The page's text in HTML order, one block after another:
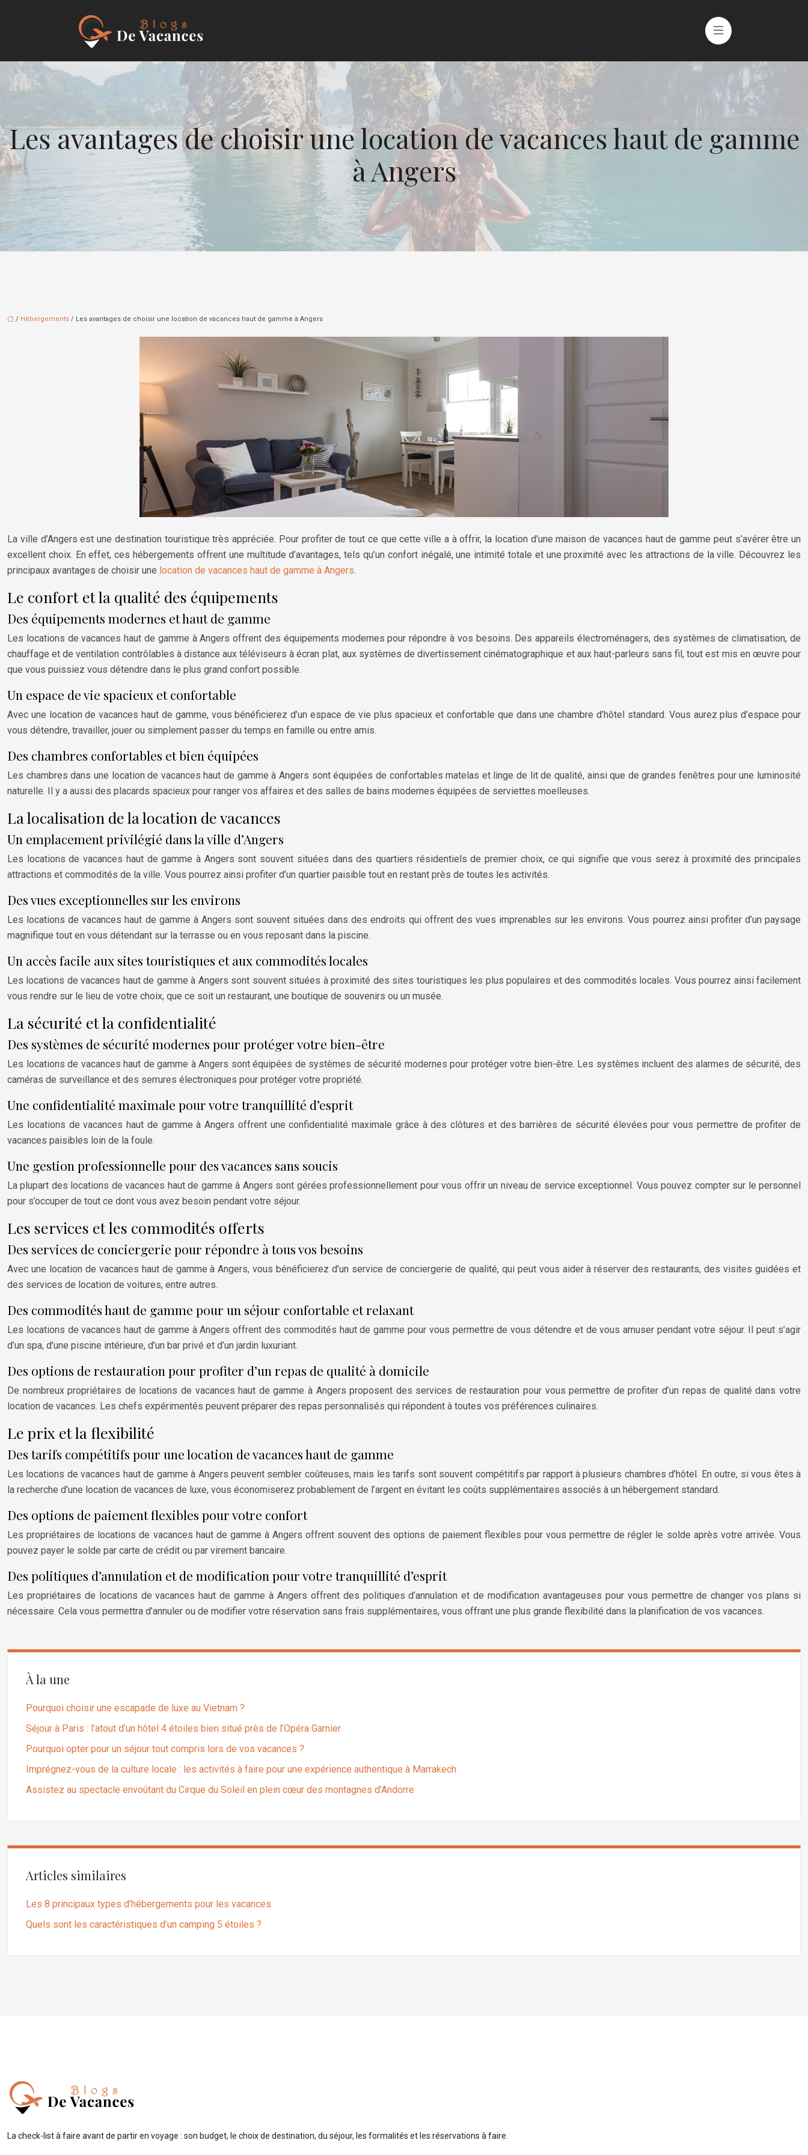
Les avantages de choisir une location de vacances haut de gamme
à Angers
/ Hébergements / Les avantages de choisir une location de vacances haut de gamme à Angers
La ville d’Angers est une destination touristique très appréciée. Pour profiter de tout ce que cette ville a à offrir, la location d’une maison de vacances haut de gamme peut s’avérer être un
excellent choix. En effet, ces hébergements offrent une multitude d’avantages, tels qu’un confort inégalé, une intimité totale et une proximité avec les attractions de la ville. Découvrez les
principaux avantages de choisir une location de vacances haut de gamme à Angers.
Le confort et la qualité des équipements
Des équipements modernes et haut de gamme
Les locations de vacances haut de gamme à Angers offrent des équipements modernes pour répondre à vos besoins. Des appareils électroménagers, des systèmes de climatisation, de
chauffage et de ventilation contrôlables à distance aux téléviseurs à écran plat, aux systèmes de divertissement cinématographique et aux haut-parleurs sans fil, tout est mis en œuvre pour
que vous puissiez vous détendre dans le plus grand confort possible.
Un espace de vie spacieux et confortable
Avec une location de vacances haut de gamme, vous bénéficierez d’un espace de vie plus spacieux et confortable que dans une chambre d’hôtel standard. Vous aurez plus d’espace pour
vous détendre, travailler, jouer ou simplement passer du temps en famille ou entre amis.
Des chambres confortables et bien équipées
Les chambres dans une location de vacances haut de gamme à Angers sont équipées de confortables matelas et linge de lit de qualité, ainsi que de grandes fenêtres pour une luminosité
naturelle. Il y a aussi des placards spacieux pour ranger vos affaires et des salles de bains modernes équipées de serviettes moelleuses.
La localisation de la location de vacances
Un emplacement privilégié dans la ville d’Angers
Les locations de vacances haut de gamme à Angers sont souvent situées dans des quartiers résidentiels de premier choix, ce qui signifie que vous serez à proximité des principales
attractions et commodités de la ville. Vous pourrez ainsi profiter d’un quartier paisible tout en restant près de toutes les activités.
Des vues exceptionnelles sur les environs
Les locations de vacances haut de gamme à Angers sont souvent situées dans des endroits qui offrent des vues imprenables sur les environs. Vous pourrez ainsi profiter d’un paysage
magnifique tout en vous détendant sur la terrasse ou en vous reposant dans la piscine.
Un accès facile aux sites touristiques et aux commodités locales
Les locations de vacances haut de gamme à Angers sont souvent situées à proximité des sites touristiques les plus populaires et des commodités locales. Vous pourrez ainsi facilement
vous rendre sur le lieu de votre choix, que ce soit un restaurant, une boutique de souvenirs ou un musée.
La sécurité et la confidentialité
Des systèmes de sécurité modernes pour protéger votre bien-être
Les locations de vacances haut de gamme à Angers sont équipées de systèmes de sécurité modernes pour protéger votre bien-être. Les systèmes incluent des alarmes de sécurité, des
caméras de surveillance et des serrures électroniques pour protéger votre propriété.
Une confidentialité maximale pour votre tranquillité d’esprit
Les locations de vacances haut de gamme à Angers offrent une confidentialité maximale grâce à des clôtures et des barrières de sécurité élevées pour vous permettre de profiter de
vacances paisibles loin de la foule.
Une gestion professionnelle pour des vacances sans soucis
La plupart des locations de vacances haut de gamme à Angers sont gérées professionnellement pour vous offrir un niveau de service exceptionnel. Vous pouvez compter sur le personnel
pour s’occuper de tout ce dont vous avez besoin pendant votre séjour.
Les services et les commodités offerts
Des services de conciergerie pour répondre à tous vos besoins
Avec une location de vacances haut de gamme à Angers, vous bénéficierez d’un service de conciergerie de qualité, qui peut vous aider à réserver des restaurants, des visites guidées et
des services de location de voitures, entre autres.
Des commodités haut de gamme pour un séjour confortable et relaxant
Les locations de vacances haut de gamme à Angers offrent des commodités haut de gamme pour vous permettre de vous détendre et de vous amuser pendant votre séjour. Il peut s’agir
d’un spa, d’une piscine intérieure, d’un bar privé et d’un jardin luxuriant.
Des options de restauration pour profiter d’un repas de qualité à domicile
De nombreux propriétaires de locations de vacances haut de gamme à Angers proposent des services de restauration pour vous permettre de profiter d’un repas de qualité dans votre
location de vacances. Les chefs expérimentés peuvent préparer des repas personnalisés qui répondent à toutes vos préférences culinaires.
Le prix et la flexibilité
Des tarifs compétitifs pour une location de vacances haut de gamme
Les locations de vacances haut de gamme à Angers peuvent sembler coûteuses, mais les tarifs sont souvent compétitifs par rapport à plusieurs chambres d’hôtel. En outre, si vous êtes à
la recherche d’une location de vacances de luxe, vous économiserez probablement de l’argent en évitant les coûts supplémentaires associés à un hébergement standard.
Des options de paiement flexibles pour votre confort
Les propriétaires de locations de vacances haut de gamme à Angers offrent souvent des options de paiement flexibles pour vous permettre de régler le solde après votre arrivée. Vous
pouvez payer le solde par carte de crédit ou par virement bancaire.
Des politiques d’annulation et de modification pour votre tranquillité d’esprit
Les propriétaires de locations de vacances haut de gamme à Angers offrent des politiques d’annulation et de modification avantageuses pour vous permettre de changer vos plans si
nécessaire. Cela vous permettra d’annuler ou de modifier votre réservation sans frais supplémentaires, vous offrant une plus grande flexibilité dans la planification de vos vacances.
À la une
Pourquoi choisir une escapade de luxe au Vietnam ?
Séjour à Paris : l’atout d’un hôtel 4 étoiles bien situé près de l’Opéra Garnier
Pourquoi opter pour un séjour tout compris lors de vos vacances ?
Imprégnez-vous de la culture locale : les activités à faire pour une expérience authentique à Marrakech
Assistez au spectacle envoûtant du Cirque du Soleil en plein cœur des montagnes d’Andorre
Articles similaires
Les 8 principaux types d’hébergements pour les vacances
Quels sont les caractéristiques d’un camping 5 étoiles ?
La check-list à faire avant de partir en voyage : son budget, le choix de destination, du séjour, les formalités et les réservations à faire.